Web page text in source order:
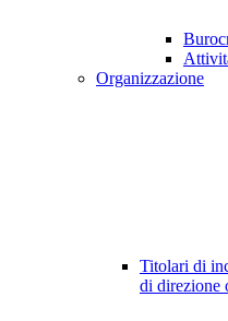
Organizzazione
Titolari di
di direzione